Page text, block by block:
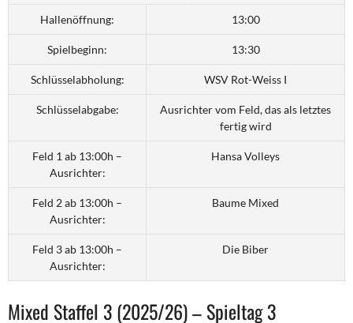
Hallenöffnung: 13:00
Spielbeginn: 13:30
Schlüsselabholung: WSV Rot-Weiss I
Schlüsselabgabe:
Ausrichter vom Feld, das als letztes
fertig wird
Feld 1 ab 13:00h –
Ausrichter:
Hansa Volleys
Feld 2 ab 13:00h –
Ausrichter:
Baume Mixed
Feld 3 ab 13:00h –
Ausrichter:
Die Biber
Mixed Staffel 3 (2025/26) – Spieltag 3